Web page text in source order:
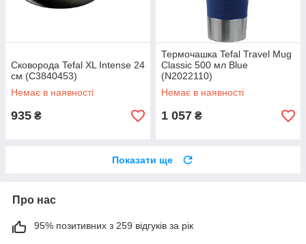
Сковорода Tefal XL Intense 24
см (C3840453)
Немає в наявності
935 ₴
Термочашка Tefal Travel Mug
Classic 500 мл Blue
(N2022110)
Немає в наявності
1 057 ₴
Показати ще
Про нас
95% позитивних з 259 відгуків за рік